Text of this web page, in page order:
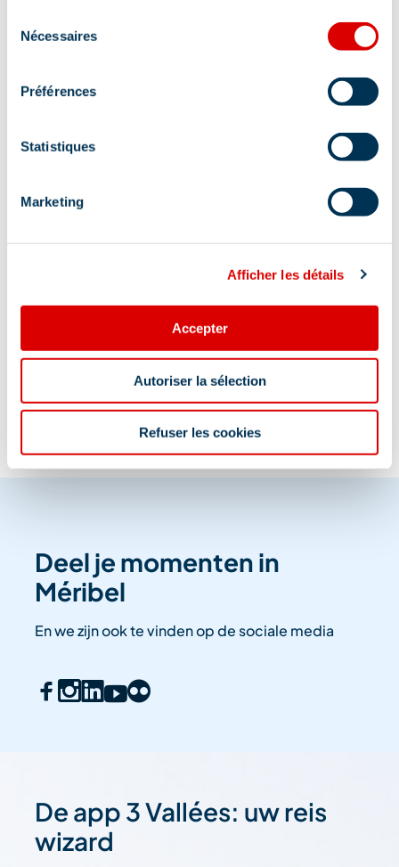
Nécessaires
Préférences
Statistiques
Marketing
Afficher les détails
Accepter
Autoriser la sélection
Refuser les cookies
Route de l'Altiport, 73550 Méribel
07/29/2026.
Deel je momenten in
Méribel
En we zijn ook te vinden op de sociale media
De app 3 Vallées: uw reis
wizard